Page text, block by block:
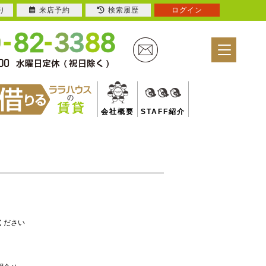
会社概要 STAFF紹介
ださい
来店予約 検索履歴 ログイン